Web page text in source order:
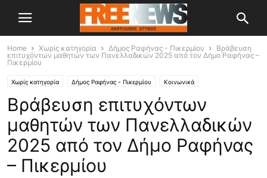
Home Χωρίς κατηγορία Δήμος Ραφήνας - Πικερμίου
Βράβευση
επιτυχόντων μαθητών των Πανελλαδικών 2025 από τον Δήμο Ραφήνας –
Πικερμίου
Χωρίς κατηγορία Δήμος Ραφήνας - Πικερμίου Κοινωνικά
Βράβευση επιτυχόντων
μαθητών των Πανελλαδικών
2025 από τον Δήμο Ραφήνας
– Πικερμίου